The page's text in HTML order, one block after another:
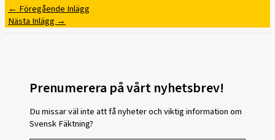
←Föregående Inlägg
Nästa Inlägg→
Prenumerera på vårt nyhetsbrev!
Du missar väl inte att få nyheter och viktig information om
Svensk Fäktning?